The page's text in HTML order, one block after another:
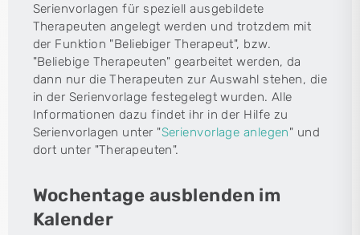
Serienvorlagen für speziell ausgebildete
Therapeuten angelegt werden und trotzdem mit
der Funktion "Beliebiger Therapeut", bzw.
"Beliebige Therapeuten" gearbeitet werden, da
dann nur die Therapeuten zur Auswahl stehen, die
in der Serienvorlage festegelegt wurden. Alle
Informationen dazu findet ihr in der Hilfe zu
Serienvorlagen unter "Serienvorlage anlegen" und
dort unter "Therapeuten".
Wochentage ausblenden im
Kalender